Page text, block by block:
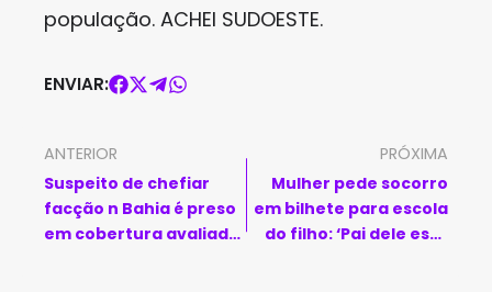
população. ACHEI SUDOESTE.
ENVIAR:
ANTERIOR
Suspeito de chefiar
facção n Bahia é preso
em cobertura avaliada
PRÓXIMA
Mulher pede socorro
em bilhete para escola
do filho: ‘Pai dele está